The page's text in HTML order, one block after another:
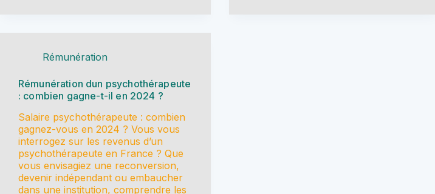
Rémunération
Rémunération dun psychothérapeute
: combien gagne-t-il en 2024 ?
Salaire psychothérapeute : combien
gagnez-vous en 2024 ? Vous vous
interrogez sur les revenus d’un
psychothérapeute en France ? Que
vous envisagiez une reconversion,
devenir indépendant ou embaucher
dans une institution, comprendre les